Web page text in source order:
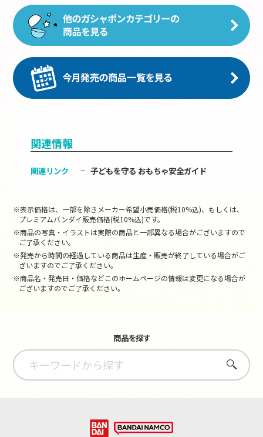
関連情報
関連リンク 子どもを守る おもちゃ安全ガイド
※表示価格は、一部を除きメーカー希望小売価格(税10%込)、もしくは、
プレミアムバンダイ販売価格(税10%込)です。
※商品の写真・イラストは実際の商品と一部異なる場合がございますので
ご了承ください。
※発売から時間の経過している商品は生産・販売が終了している場合がご
ざいますのでご了承ください。
※商品名・発売日・価格などこのホームページの情報は変更になる場合が
ございますのでご了承ください。
商品を探す
さがす